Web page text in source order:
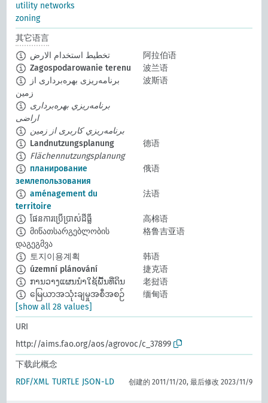
utility networks
zoning
其它语言
تخطيط استخدام الارض
阿拉伯语
Zagospodarowanie terenu
波兰语
زمین
波斯语
اراضی
برنامه‌ريزي کاربری از زمين
Landnutzungsplanung
德语
Flächennutzungsplanung
планирование
землепользования
俄语
aménagement du
territoire
法语
ផែនការប្រើប្រាស់ដីធ្លី
高棉语
მიწათსარგებლობის
დაგეგმვა
格鲁吉亚语
토지이용계획
韩语
územní plánování
捷克语
ການວາງແຜນນຳໃຊ້ພື້ນທີ່ດິນ
老挝语
မြေယာအသုံးချမှုအစီအစဉ်
缅甸语
[show all 28 values]
URI
http://aims.fao.org/aos/agrovoc/c_37899
下载此概念
RDF/XML TURTLE JSON-LD 创建的 2011/11/20, 最后修改 2023/11/9